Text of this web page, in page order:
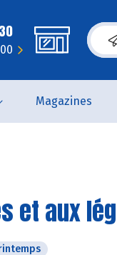
Magazines
et aux